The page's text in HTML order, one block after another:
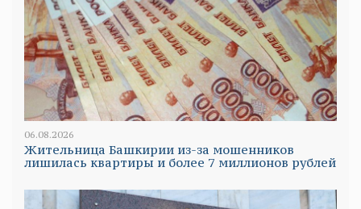
06.08.2026
Жительница Башкирии из-за мошенников
лишилась квартиры и более 7 миллионов рублей